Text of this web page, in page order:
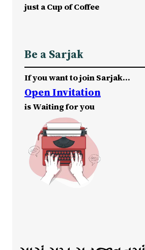
just a Cup of Coffee
Be a Sarjak
If you want to join Sarjak…
Open Invitation
is Waiting for you